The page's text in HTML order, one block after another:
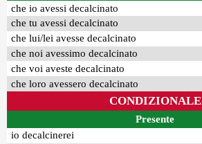
che io avessi decalcinato
che tu avessi decalcinato
che lui/lei avesse decalcinato
che noi avessimo decalcinato
che voi aveste decalcinato
che loro avessero decalcinato
CONDIZIONALE
Presente
io decalcinerei